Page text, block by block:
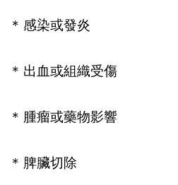
* 感染或發炎
* 出血或組織受傷
* 腫瘤或藥物影響
* 脾臟切除